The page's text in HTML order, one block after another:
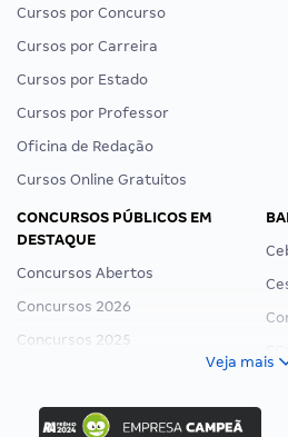
Cursos por Concurso
Cursos por Carreira
Cursos por Estado
Cursos por Professor
Oficina de Redação
Cursos Online Gratuitos
CONCURSOS PÚBLICOS EM
DESTAQUE
Concursos Abertos
Concursos 2026
Concursos 2025
Concurso Ibama
Veja mais